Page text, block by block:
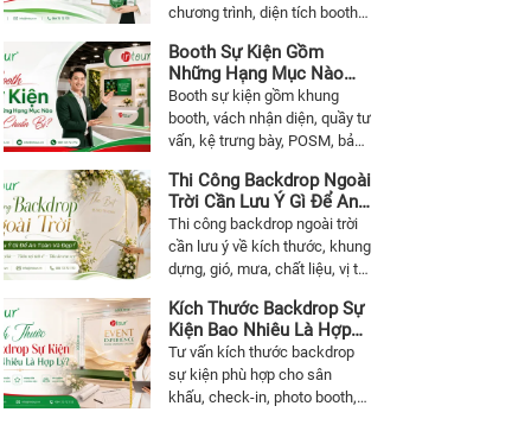
chương trình, diện tích booth,
hạng mục, vật liệu, POSM, thời
gian set up và ngân sách.
Booth Sự Kiện Gồm
Những Hạng Mục Nào
Cần Chuẩn Bị?
Booth sự kiện gồm khung
booth, vách nhận diện, quầy tư
vấn, kệ trưng bày, POSM, bảng
bị, khu tương tác và vật phẩm
vận hành.
Thi Công Backdrop Ngoài
Trời Cần Lưu Ý Gì Để An
Toàn Và Đẹp?
Thi công backdrop ngoài trời
cần lưu ý về kích thước, khung
dựng, gió, mưa, chất liệu, vị trí
phương án gia cố để backdrop
đẹp, chắc chắn.
Kích Thước Backdrop Sự
Kiện Bao Nhiêu Là Hợp
Lý?
Tư vấn kích thước backdrop
sự kiện phù hợp cho sân
khấu, check-in, photo booth,